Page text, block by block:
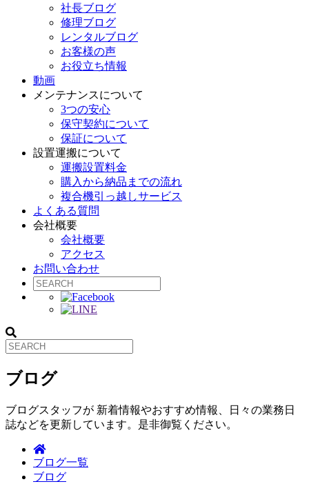
社長ブログ
修理ブログ
レンタルブログ
お客様の声
お役立ち情報
動画
メンテナンスについて
3つの安心
保守契約について
保証について
設置運搬について
運搬設置料金
購入から納品までの流れ
複合機引っ越しサービス
よくある質問
会社概要
会社概要
アクセス
お問い合わせ
ブログ
ブログスタッフが 新着情報やおすすめ情報、日々の業務日
誌などを更新しています。是非御覧ください。
ブログ一覧
ブログ